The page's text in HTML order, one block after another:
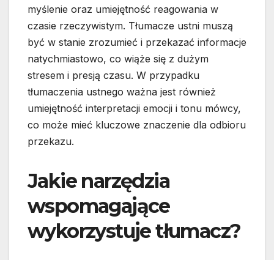
myślenie oraz umiejętność reagowania w
czasie rzeczywistym. Tłumacze ustni muszą
być w stanie zrozumieć i przekazać informacje
natychmiastowo, co wiąże się z dużym
stresem i presją czasu. W przypadku
tłumaczenia ustnego ważna jest również
umiejętność interpretacji emocji i tonu mówcy,
co może mieć kluczowe znaczenie dla odbioru
przekazu.
Jakie narzędzia
wspomagające
wykorzystuje tłumacz?